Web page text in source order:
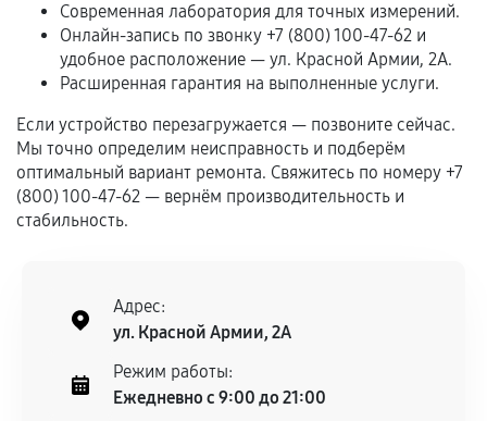
Программные сбои, если это не указано в
отдельных условиях.
Если комплектующие куплены
самостоятельно
Гарантия на выполненные работы может
Предоставленные детали подходят по
техническим параметрам и не имеют внешних
дефектов.
Установка была выполнена нашим сервисным
центром.
Современная лаборатория для точных измерений.
Онлайн-запись по звонку +7 (800) 100-47-62 и
удобное расположение — ул. Красной Армии, 2А.
Расширенная гарантия на выполненные услуги.
Если устройство перезагружается — позвоните сейчас.
Мы точно определим неисправность и подберём
оптимальный вариант ремонта. Свяжитесь по номеру +7
(800) 100-47-62 — вернём производительность и
стабильность.
Адрес:
ул. Красной Армии, 2А
Режим работы:
Ежедневно с 9:00 до 21:00